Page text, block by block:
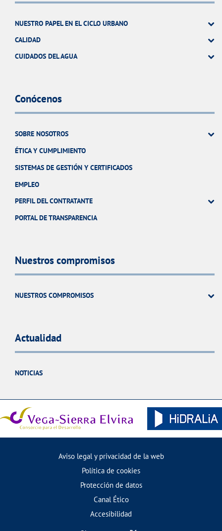
NUESTRO PAPEL EN EL CICLO URBANO
CALIDAD
CUIDADOS DEL AGUA
Conócenos
SOBRE NOSOTROS
ÉTICA Y CUMPLIMIENTO
SISTEMAS DE GESTIÓN Y CERTIFICADOS
EMPLEO
PERFIL DEL CONTRATANTE
PORTAL DE TRANSPARENCIA
Nuestros compromisos
NUESTROS COMPROMISOS
Actualidad
NOTICIAS
Aviso legal y privacidad de la web
Política de cookies
Protección de datos
Canal Ético
Accesibilidad